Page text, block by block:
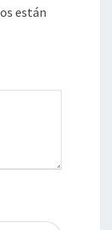
están